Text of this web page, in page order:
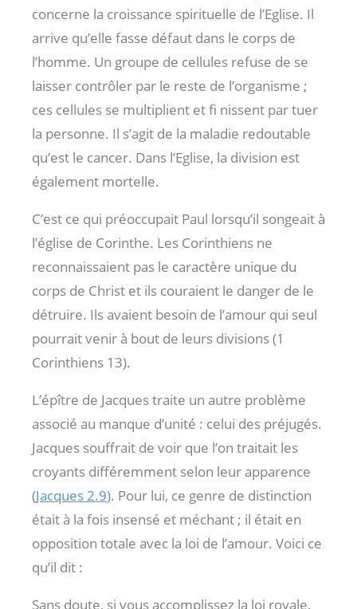
concerne la croissance spirituelle de l’Eglise. Il
arrive qu’elle fasse défaut dans le corps de
l’homme. Un groupe de cellules refuse de se
laisser contrôler par le reste de l’organisme ;
ces cellules se multiplient et fi nissent par tuer
la personne. Il s’agit de la maladie redoutable
qu’est le cancer. Dans l’Eglise, la division est
également mortelle.
C’est ce qui préoccupait Paul lorsqu’il songeait à
l’église de Corinthe. Les Corinthiens ne
reconnaissaient pas le caractère unique du
corps de Christ et ils couraient le danger de le
détruire. Ils avaient besoin de l’amour qui seul
pourrait venir à bout de leurs divisions (1
Corinthiens 13).
L’épître de Jacques traite un autre problème
associé au manque d’unité : celui des préjugés.
Jacques souffrait de voir que l’on traitait les
croyants différemment selon leur apparence
(Jacques 2.9). Pour lui, ce genre de distinction
était à la fois insensé et méchant ; il était en
opposition totale avec la loi de l’amour. Voici ce
qu’il dit :
Sans doute, si vous accomplissez la loi royale,